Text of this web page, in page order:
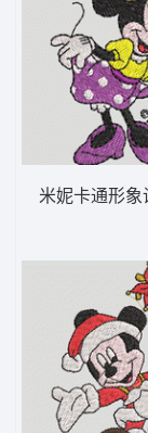
米妮卡通形